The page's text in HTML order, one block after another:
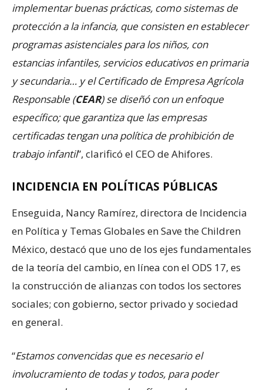
implementar buenas prácticas, como sistemas de
protección a la infancia, que consisten en establecer
programas asistenciales para los niños, con
estancias infantiles, servicios educativos en primaria
y secundaria… y el Certificado de Empresa Agrícola
Responsable (CEAR) se diseñó con un enfoque
específico; que garantiza que las empresas
certificadas tengan una política de prohibición de
trabajo infantil”, clarificó el CEO de Ahifores.
INCIDENCIA EN POLÍTICAS PÚBLICAS
Enseguida, Nancy Ramírez, directora de Incidencia
en Política y Temas Globales en Save the Children
México, destacó que uno de los ejes fundamentales
de la teoría del cambio, en línea con el ODS 17, es
la construcción de alianzas con todos los sectores
sociales; con gobierno, sector privado y sociedad
en general.
“Estamos convencidas que es necesario el
involucramiento de todas y todos, para poder